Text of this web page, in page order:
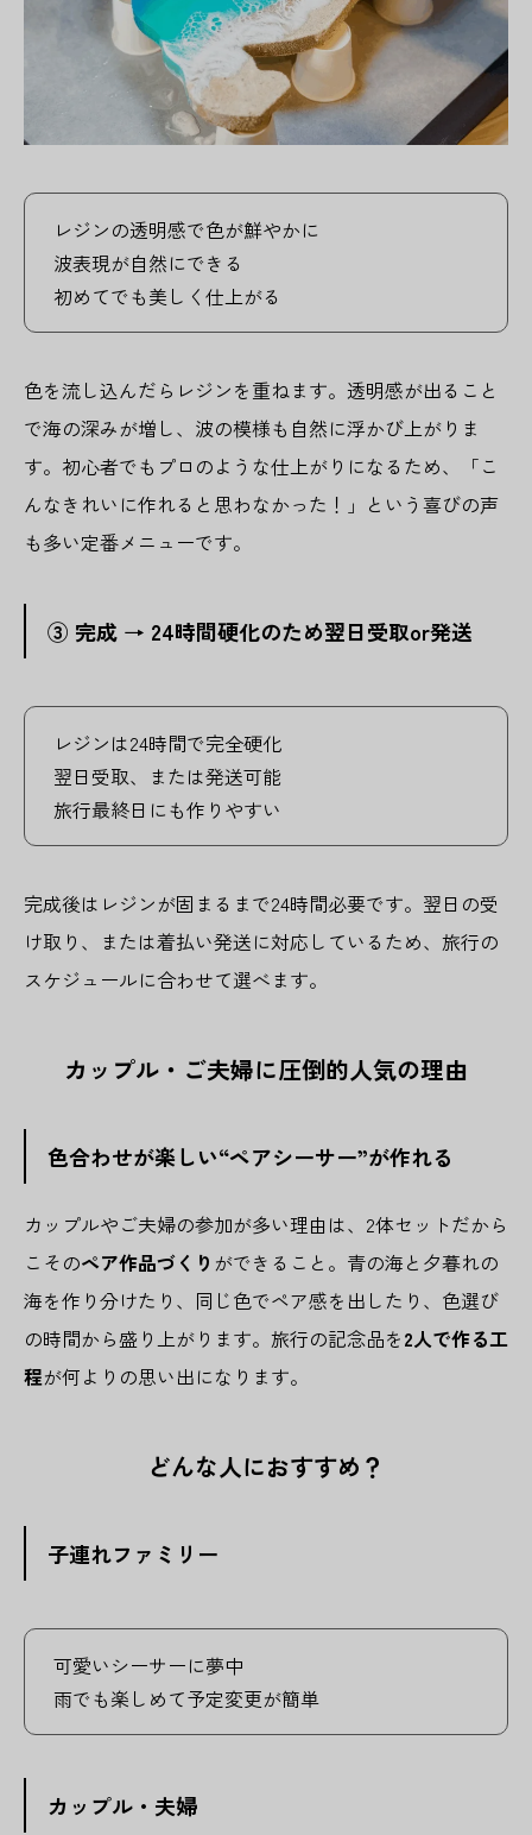
レジンの透明感で色が鮮やかに
波表現が自然にできる
初めてでも美しく仕上がる
色を流し込んだらレジンを重ねます。透明感が出ること
で海の深みが増し、波の模様も自然に浮かび上がりま
す。初心者でもプロのような仕上がりになるため、「こ
んなきれいに作れると思わなかった！」という喜びの声
も多い定番メニューです。
③ 完成 → 24時間硬化のため翌日受取or発送
レジンは24時間で完全硬化
翌日受取、または発送可能
旅行最終日にも作りやすい
完成後はレジンが固まるまで24時間必要です。翌日の受
け取り、または着払い発送に対応しているため、旅行の
スケジュールに合わせて選べます。
カップル・ご夫婦に圧倒的人気の理由
色合わせが楽しい“ペアシーサー”が作れる
カップルやご夫婦の参加が多い理由は、2体セットだから
こそのペア作品づくり ができること。青の海と夕暮れの
海を作り分けたり、同じ色でペア感を出したり、色選び
の時間から盛り上がります。旅行の記念品を2人で作る工
程が何よりの思い出になります。
どんな人におすすめ？
子連れファミリー
可愛いシーサーに夢中
雨でも楽しめて予定変更が簡単
カップル・夫婦